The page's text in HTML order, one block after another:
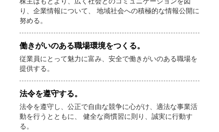
り、企業情報について、 地域社会への積極的な情報公開に
努める。
働きがいのある職場環境をつくる。
従業員にとって魅力に富み、安全で働きがいのある職場を
提供する。
法令を遵守する。
法令を遵守し、公正で自由な競争に心がけ、適法な事業活
動を行うとともに、 健全な商慣習に則り、誠実に行動す
る。